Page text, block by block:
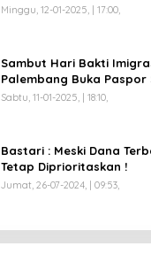
Minggu, 12-01-2025, | 17:00,
Sambut Hari Bakti
Palembang Buka Paspor
Pekan
Sabtu, 11-01-2025, | 18:10,
Bastari : Meski Dana
Tetap Diprioritaskan !
Jumat, 26-07-2024, | 09:53,